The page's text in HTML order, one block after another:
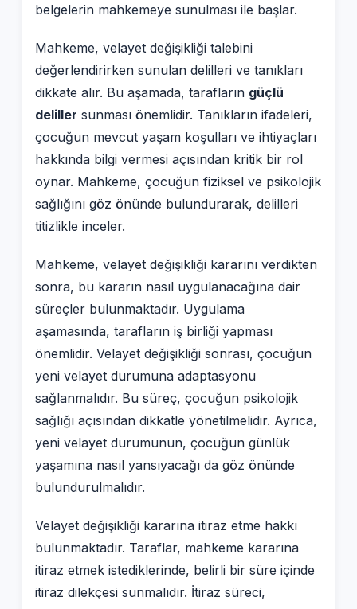
belgelerin mahkemeye sunulması ile başlar.
Mahkeme, velayet değişikliği talebini
değerlendirirken sunulan delilleri ve tanıkları
dikkate alır. Bu aşamada, tarafların güçlü
deliller sunması önemlidir. Tanıkların ifadeleri,
çocuğun mevcut yaşam koşulları ve ihtiyaçları
hakkında bilgi vermesi açısından kritik bir rol
oynar. Mahkeme, çocuğun fiziksel ve psikolojik
sağlığını göz önünde bulundurarak, delilleri
titizlikle inceler.
Mahkeme, velayet değişikliği kararını verdikten
sonra, bu kararın nasıl uygulanacağına dair
süreçler bulunmaktadır. Uygulama
aşamasında, tarafların iş birliği yapması
önemlidir. Velayet değişikliği sonrası, çocuğun
yeni velayet durumuna adaptasyonu
sağlanmalıdır. Bu süreç, çocuğun psikolojik
sağlığı açısından dikkatle yönetilmelidir. Ayrıca,
yeni velayet durumunun, çocuğun günlük
yaşamına nasıl yansıyacağı da göz önünde
bulundurulmalıdır.
Velayet değişikliği kararına itiraz etme hakkı
bulunmaktadır. Taraflar, mahkeme kararına
itiraz etmek istediklerinde, belirli bir süre içinde
itiraz dilekçesi sunmalıdır. İtiraz süreci,